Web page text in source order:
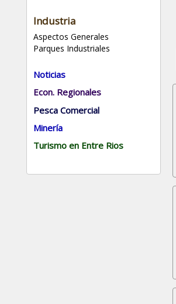
Industria
Aspectos Generales
Parques Industriales
Noticias
Econ. Regionales
Pesca Comercial
Minería
Turismo en Entre Rios